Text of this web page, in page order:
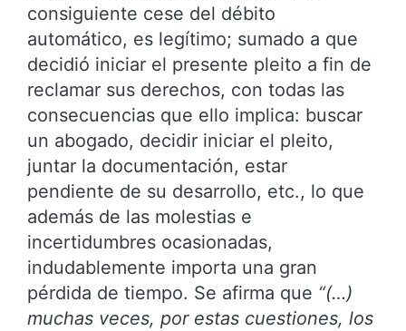
consiguiente cese del débito
automático, es legítimo; sumado a que
decidió iniciar el presente pleito a fin de
reclamar sus derechos, con todas las
consecuencias que ello implica: buscar
un abogado, decidir iniciar el pleito,
juntar la documentación, estar
pendiente de su desarrollo, etc., lo que
además de las molestias e
incertidumbres ocasionadas,
indudablemente importa una gran
pérdida de tiempo. Se afirma que “(…)
muchas veces, por estas cuestiones, los